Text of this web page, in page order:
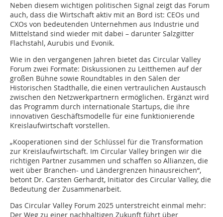
Neben diesem wichtigen politischen Signal zeigt das Forum
auch, dass die Wirtschaft aktiv mit an Bord ist: CEOs und
CXOs von bedeutenden Unternehmen aus Industrie und
Mittelstand sind wieder mit dabei – darunter Salzgitter
Flachstahl, Aurubis und Evonik.
Wie in den vergangenen Jahren bietet das Circular Valley
Forum zwei Formate: Diskussionen zu Leitthemen auf der
großen Bühne sowie Roundtables in den Sälen der
Historischen Stadthalle, die einen vertraulichen Austausch
zwischen den Netzwerkpartnern ermöglichen. Ergänzt wird
das Programm durch internationale Startups, die ihre
innovativen Geschäftsmodelle für eine funktionierende
Kreislaufwirtschaft vorstellen.
„Kooperationen sind der Schlüssel für die Transformation
zur Kreislaufwirtschaft. Im Circular Valley bringen wir die
richtigen Partner zusammen und schaffen so Allianzen, die
weit über Branchen- und Ländergrenzen hinausreichen“,
betont Dr. Carsten Gerhardt, Initiator des Circular Valley, die
Bedeutung der Zusammenarbeit.
Das Circular Valley Forum 2025 unterstreicht einmal mehr:
Der Weg zu einer nachhaltigen Zukunft führt über